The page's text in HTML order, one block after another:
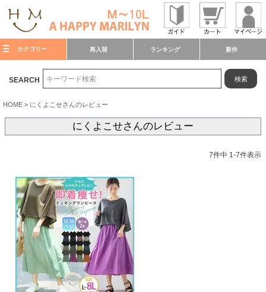
カテゴリー 再入荷 ランキング 新作
SEARCH 検索
HOME にくよこせさんのレビュー
にくよこせさんのレビュー
7件中 1-7件表示